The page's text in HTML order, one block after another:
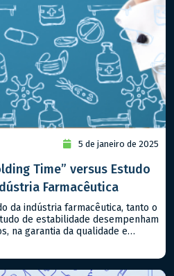
5 de janeiro de 2025
Time” versus Estudo
Farmacêutica
da indústria farmacêutica, tanto o
de estabilidade desempenham
na garantia da qualidade e